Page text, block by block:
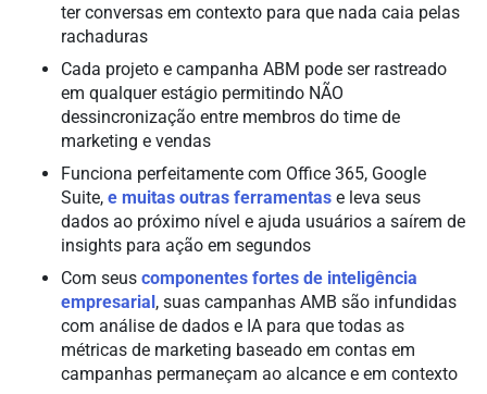
ter conversas em contexto para que nada caia pelas
rachaduras
Cada projeto e campanha ABM pode ser rastreado
em qualquer estágio permitindo NÃO
dessincronização entre membros do time de
marketing e vendas
Funciona perfeitamente com Office 365, Google
Suite, e muitas outras ferramentas e leva seus
dados ao próximo nível e ajuda usuários a saírem de
insights para ação em segundos
Com seus componentes fortes de inteligência
empresarial, suas campanhas AMB são infundidas
com análise de dados e IA para que todas as
métricas de marketing baseado em contas em
campanhas permaneçam ao alcance e em contexto